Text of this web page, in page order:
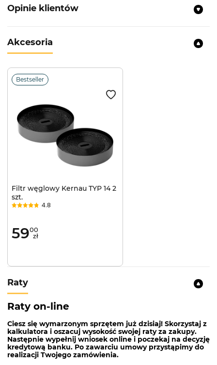
Opinie klientów
Akcesoria
Bestseller
Filtr węglowy Kernau TYP 14 2
szt.
4.8
5900
zł
Raty
Raty on-line
Ciesz się wymarzonym sprzętem już dzisiaj! Skorzystaj z
kalkulatora i oszacuj wysokość swojej raty za zakupy.
Następnie wypełnij wniosek online i poczekaj na decyzję
kredytową banku. Po zawarciu umowy przystąpimy do
realizacji Twojego zamówienia.